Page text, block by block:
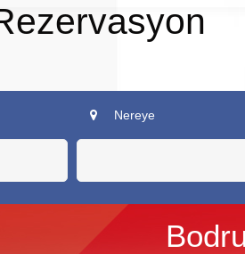
Nereye